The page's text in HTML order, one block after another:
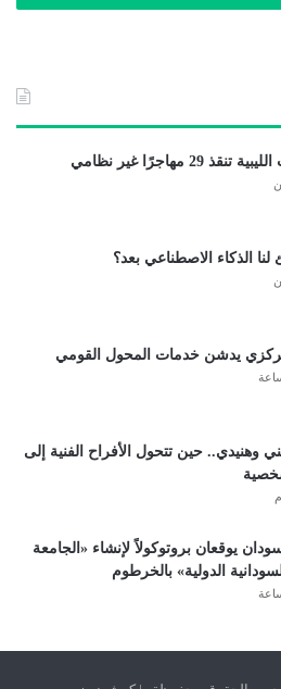
29 مهاجرًا غير نظامي
لنا الذكاء الاصطناعي بعد؟
يدشن خدمات المحول القومي
وهنيدي.. حين تتحول الأفراح الفنية إلى
يوقعان بروتوكولاً لإنشاء «الجامعة
الدولية» بالخرطوم